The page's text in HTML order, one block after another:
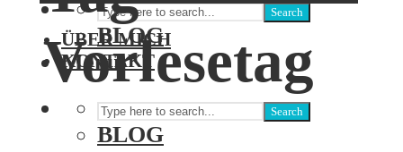
Search
BLOG
Menu
ÜBER MICH
KONTAKT
Search
BLOG
Vorlesetag